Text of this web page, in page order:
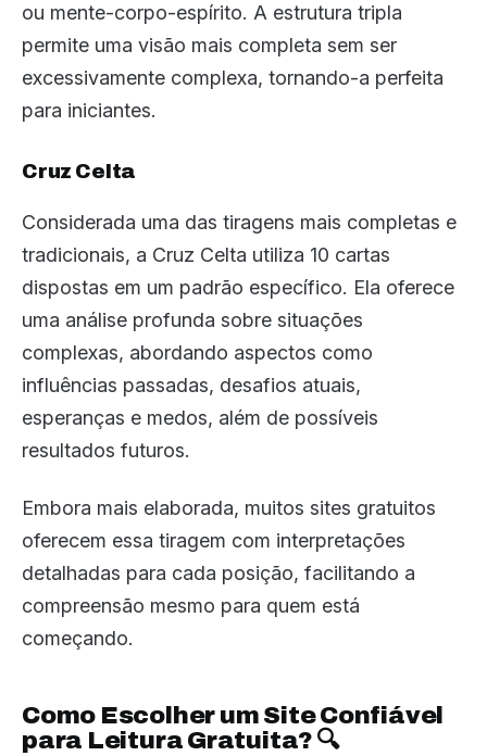
ou mente-corpo-espírito. A estrutura tripla
permite uma visão mais completa sem ser
excessivamente complexa, tornando-a perfeita
para iniciantes.
Cruz Celta
Considerada uma das tiragens mais completas e
tradicionais, a Cruz Celta utiliza 10 cartas
dispostas em um padrão específico. Ela oferece
uma análise profunda sobre situações
complexas, abordando aspectos como
influências passadas, desafios atuais,
esperanças e medos, além de possíveis
resultados futuros.
Embora mais elaborada, muitos sites gratuitos
oferecem essa tiragem com interpretações
detalhadas para cada posição, facilitando a
compreensão mesmo para quem está
começando.
Como Escolher um Site Confiável
para Leitura Gratuita? 🔍